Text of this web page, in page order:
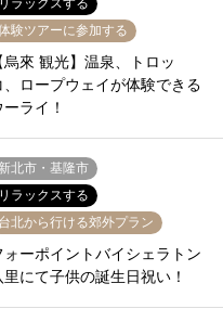
リラックスする
験ツアーに参加する
烏來 観光】温泉、トロッ
、ロープウェイが体験できる
ーライ！
新北市・基隆市
リラックスする
台北から行ける郊外プラン
ォーポイントバイシェラトン
里にて子供の誕生日祝い！